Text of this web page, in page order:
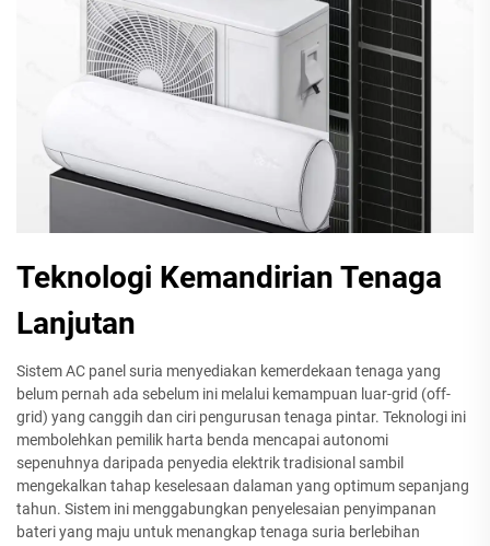
Teknologi Kemandirian Tenaga
Lanjutan
Sistem AC panel suria menyediakan kemerdekaan tenaga yang
belum pernah ada sebelum ini melalui kemampuan luar-grid (off-
grid) yang canggih dan ciri pengurusan tenaga pintar. Teknologi ini
membolehkan pemilik harta benda mencapai autonomi
sepenuhnya daripada penyedia elektrik tradisional sambil
mengekalkan tahap keselesaan dalaman yang optimum sepanjang
tahun. Sistem ini menggabungkan penyelesaian penyimpanan
bateri yang maju untuk menangkap tenaga suria berlebihan